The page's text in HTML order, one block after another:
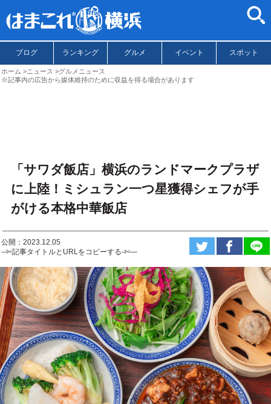
ブログ ランキング グルメ イベント スポット
ホーム ニュース
グルメニュース
※記事内の広告から媒体維持のために収益を得る場合があります
「サワダ飯店」横浜のランドマークプラザ
に上陸！ミシュラン一つ星獲得シェフが手
がける本格中華飯店
公開：2023.12.05
--✄記事タイトルとURLをコピーする-✄—